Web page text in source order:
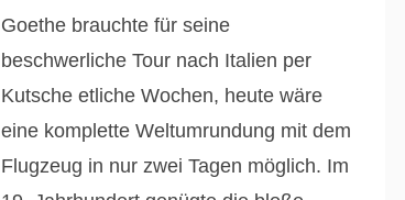
Goethe brauchte für seine
beschwerliche Tour nach Italien per
Kutsche etliche Wochen, heute wäre
eine komplette Weltumrundung mit dem
Flugzeug in nur zwei Tagen möglich. Im